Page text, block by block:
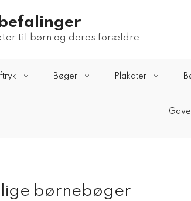
til børn og deres forældre
Bøger Plakater
børnebøger